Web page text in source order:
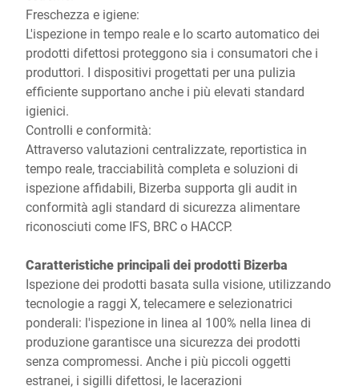
Freschezza e igiene:
L'ispezione in tempo reale e lo scarto automatico dei
prodotti difettosi proteggono sia i consumatori che i
produttori. I dispositivi progettati per una pulizia
efficiente supportano anche i più elevati standard
igienici.
Controlli e conformità:
Attraverso valutazioni centralizzate, reportistica in
tempo reale, tracciabilità completa e soluzioni di
ispezione affidabili, Bizerba supporta gli audit in
conformità agli standard di sicurezza alimentare
riconosciuti come IFS, BRC o HACCP.
Caratteristiche principali dei prodotti Bizerba
Ispezione dei prodotti basata sulla visione, utilizzando
tecnologie a raggi X, telecamere e selezionatrici
ponderali: l'ispezione in linea al 100% nella linea di
produzione garantisce una sicurezza dei prodotti
senza compromessi. Anche i più piccoli oggetti
estranei, i sigilli difettosi, le lacerazioni